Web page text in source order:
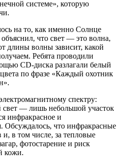
системе», которую
на то, как именно Солнце
что свет — это волна,
длины волны зависит, какой
Ребята проводили
CD‑диска разлагали белый
по фразе «Каждый охотник
спектру:
свет — лишь небольшой участок
инфракрасное и
Обсуждалось, что инфракрасные
и, в том числе, за тепловые
фотостарение и риск
кожи.